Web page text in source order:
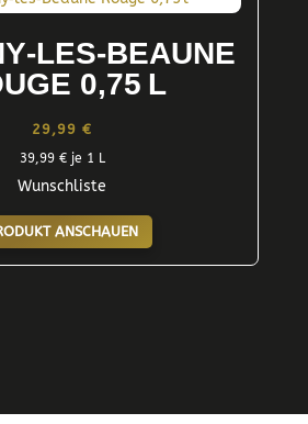
0,75 L
29,99€
39,99 €je 1 L
Wunschliste
ANSCHAUEN